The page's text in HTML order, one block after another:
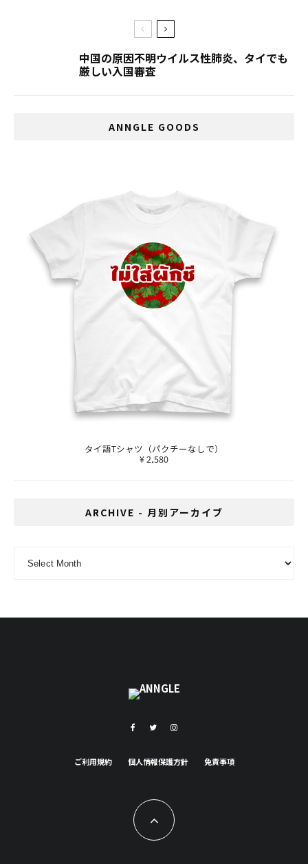
中国の原因不明ウイルス性肺炎、タイでも
厳しい入国審査
ANNGLE GOODS
タイ語Tシャツ（パクチーなしで）
¥ 2,580
ARCHIVE - 月別アーカイブ
ご利用規約 個人情報保護方針 免責事項